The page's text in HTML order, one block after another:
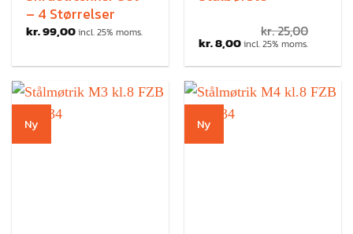
– 4 Størrelser
kr.99,00incl. 25% moms. kr.25,00
kr.8,00incl. 25% moms.
Ny Ny